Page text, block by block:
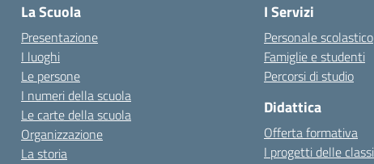
La Scuola
Presentazione
I luoghi
Le persone
I numeri della scuola
Le carte della scuola
Organizzazione
La storia
I Servizi
Personale scolastico
Famiglie e studenti
Percorsi di studio
Didattica
Offerta formativa
I progetti delle classi